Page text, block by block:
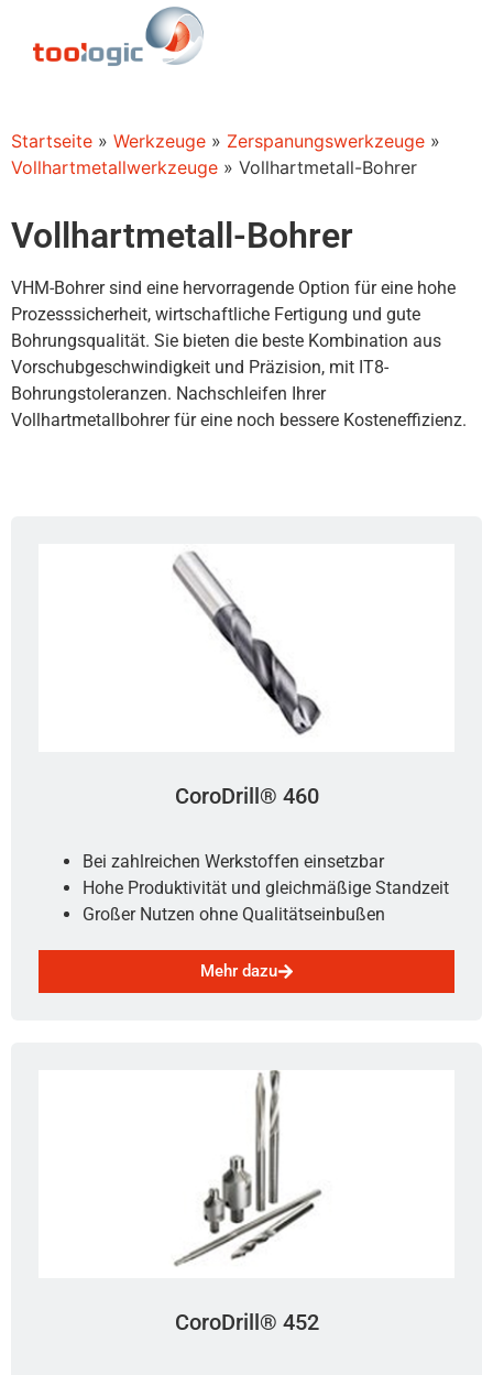
Startseite » Werkzeuge » Zerspanungswerkzeuge »
Vollhartmetallwerkzeuge » Vollhartmetall-Bohrer
Vollhartmetall-Bohrer
VHM-Bohrer sind eine hervorragende Option für eine hohe
Prozesssicherheit, wirtschaftliche Fertigung und gute
Bohrungsqualität. Sie bieten die beste Kombination aus
Vorschubgeschwindigkeit und Präzision, mit IT8-
Bohrungstoleranzen. Nachschleifen Ihrer
Vollhartmetallbohrer für eine noch bessere Kosteneffizienz.
CoroDrill® 460
Bei zahlreichen Werkstoffen einsetzbar
Hohe Produktivität und gleichmäßige Standzeit
Großer Nutzen ohne Qualitätseinbußen
Mehr dazu
CoroDrill® 452